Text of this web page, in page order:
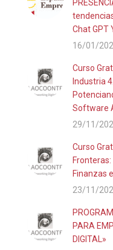
Chat GPT
16/01/
Curso
Industria
Software
29/11/
Curso
Finanzas
23/11/
PARA
DIGITAL»